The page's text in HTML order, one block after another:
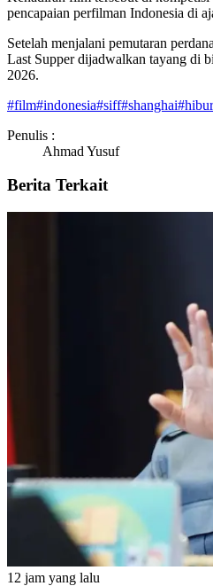
pencapaian perfilman Indonesia di
Setelah menjalani pemutaran
Last Supper dijadwalkan tayang di
2026.
#film#indonesia#siff#shanghai#
Penulis :
Ahmad Yusuf
Berita Terkait
12 jam yang lalu